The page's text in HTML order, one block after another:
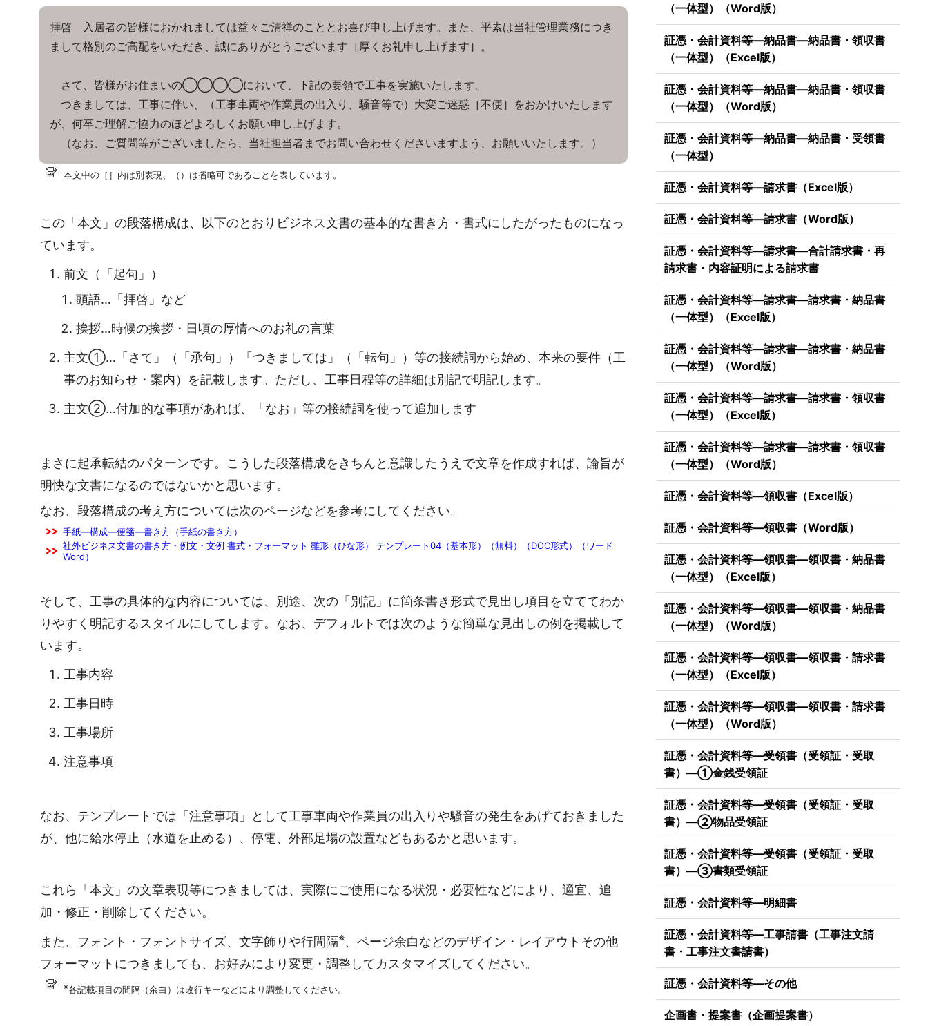
拝啓 入居者の皆様におかれましては益々ご清祥のこととお喜び申し上げます。また、平素は当社管理業務につき
まして格別のご高配をいただき、誠にありがとうございます［厚くお礼申し上げます］。
さて、皆様がお住まいの◯◯◯◯において、下記の要領で工事を実施いたします。
つきましては、工事に伴い、（工事車両や作業員の出入り、騒音等で）大変ご迷惑［不便］をおかけいたします
が、何卒ご理解ご協力のほどよろしくお願い申し上げます。
（なお、ご質問等がございましたら、当社担当者までお問い合わせくださいますよう、お願いいたします。）
本文中の［］内は別表現、（）は省略可であることを表しています。
この「本文」の段落構成は、以下のとおりビジネス文書の基本的な書き方・書式にしたがったものになっ
ています。
前文（「起句」）
頭語…「拝啓」など
挨拶…時候の挨拶・日頃の厚情へのお礼の言葉
主文①…「さて」（「承句」）「つきましては」（「転句」）等の接続詞から始め、本来の要件（工
事のお知らせ・案内）を記載します。ただし、工事日程等の詳細は別記で明記します。
主文②…付加的な事項があれば、「なお」等の接続詞を使って追加します
まさに起承転結のパターンです。こうした段落構成をきちんと意識したうえで文章を作成すれば、論旨が
明快な文書になるのではないかと思います。
なお、段落構成の考え方については次のページなどを参考にしてください。
手紙―構成―便箋―書き方（手紙の書き方）
社外ビジネス文書の書き方・例文・文例 書式・フォーマット 雛形（ひな形） テンプレート04（基本形）（無料）（DOC形式）（ワード
Word）
そして、工事の具体的な内容については、別途、次の「別記」に箇条書き形式で見出し項目を立ててわか
りやすく明記するスタイルにしてします。なお、デフォルトでは次のような簡単な見出しの例を掲載して
います。
工事内容
工事日時
工事場所
注意事項
なお、テンプレートでは「注意事項」として工事車両や作業員の出入りや騒音の発生をあげておきました
が、他に給水停止（水道を止める）、停電、外部足場の設置などもあるかと思います。
これら「本文」の文章表現等につきましては、実際にご使用になる状況・必要性などにより、適宜、追
加・修正・削除してください。
また、フォント・フォントサイズ、文字飾りや行間隔※、ページ余白などのデザイン・レイアウトその他
フォーマットにつきましても、お好みにより変更・調整してカスタマイズしてください。
※各記載項目の間隔（余白）は改行キーなどにより調整してください。
（一体型）（Word版）
証憑・会計資料等―納品書―納品書・領収書
（一体型）（Excel版）
証憑・会計資料等―納品書―納品書・領収書
（一体型）（Word版）
証憑・会計資料等―納品書―納品書・受領書
（一体型）
証憑・会計資料等―請求書（Excel版）
証憑・会計資料等―請求書（Word版）
証憑・会計資料等―請求書―合計請求書・再
請求書・内容証明による請求書
証憑・会計資料等―請求書―請求書・納品書
（一体型）（Excel版）
証憑・会計資料等―請求書―請求書・納品書
（一体型）（Word版）
証憑・会計資料等―請求書―請求書・領収書
（一体型）（Excel版）
証憑・会計資料等―請求書―請求書・領収書
（一体型）（Word版）
証憑・会計資料等―領収書（Excel版）
証憑・会計資料等―領収書（Word版）
証憑・会計資料等―領収書―領収書・納品書
（一体型）（Excel版）
証憑・会計資料等―領収書―領収書・納品書
（一体型）（Word版）
証憑・会計資料等―領収書―領収書・請求書
（一体型）（Excel版）
証憑・会計資料等―領収書―領収書・請求書
（一体型）（Word版）
証憑・会計資料等―受領書（受領証・受取
書）―①金銭受領証
証憑・会計資料等―受領書（受領証・受取
書）―②物品受領証
証憑・会計資料等―受領書（受領証・受取
書）―③書類受領証
証憑・会計資料等―明細書
証憑・会計資料等―工事請書（工事注文請
書・工事注文書請書）
証憑・会計資料等―その他
企画書・提案書（企画提案書）